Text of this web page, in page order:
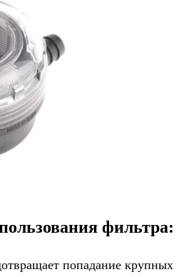
фильтра:
попадание крупных